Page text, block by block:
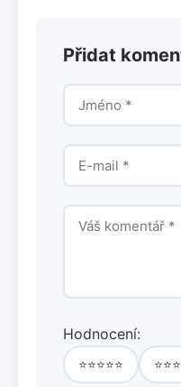
Přidat
Hodnocení:
⭐⭐⭐⭐⭐